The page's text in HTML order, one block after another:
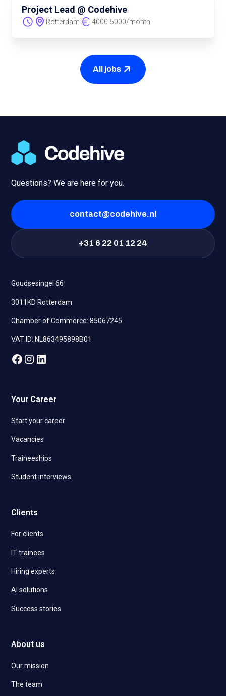
Project Lead @ Codehive
Rotterdam 4000-5000/month
All jobs
Questions? We are here for you.
contact@codehive.nl
+31 6 22 01 12 24
Goudsesingel 66
3011KD Rotterdam
Chamber of Commerce: 85067245
VAT ID: NL863495898B01
Your Career
Start your career
Vacancies
Traineeships
Student interviews
Clients
For clients
IT trainees
Hiring experts
AI solutions
Success stories
About us
Our mission
The team